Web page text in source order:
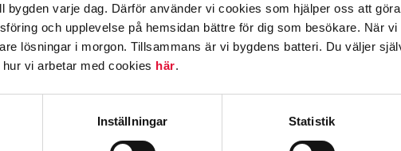
bygden varje dag. Därför använder vi cookies som hjälper oss att
och upplevelse på hemsidan bättre för dig som besökare. När
lösningar i morgon. Tillsammans är vi bygdens batteri. Du väljer
vi arbetar med cookies här.
Inställningar Statistik
möjligheten att flytta med ditt elavtal till en ny adress?
på 0321-68 89 00
i god tid före inflyttning för att vara